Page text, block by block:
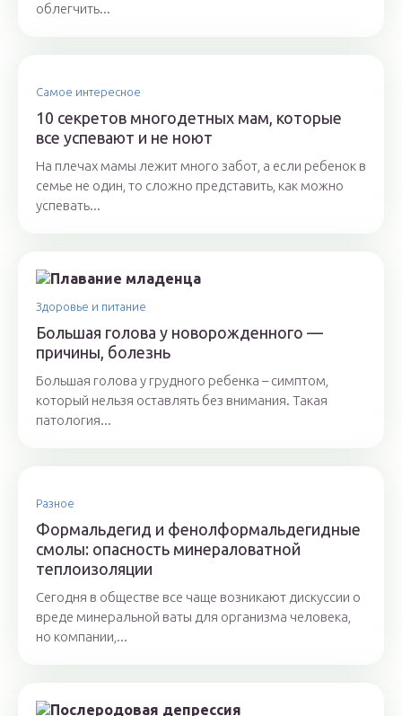
облегчить...
Самое интересное
10 секретов многодетных мам, которые
все успевают и не ноют
На плечах мамы лежит много забот, а если ребенок в
семье не один, то сложно представить, как можно
успевать...
Здоровье и питание
Большая голова у новорожденного —
причины, болезнь
Большая голова у грудного ребенка – симптом,
который нельзя оставлять без внимания. Такая
патология...
Разное
Формальдегид и фенолформальдегидные
смолы: опасность минераловатной
теплоизоляции
Сегодня в обществе все чаще возникают дискуссии о
вреде минеральной ваты для организма человека,
но компании,...